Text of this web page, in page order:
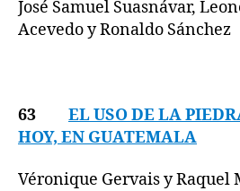
José Samuel Suasnávar,
Acevedo y Ronaldo Sánchez
63
EL USO DE LA
HOY, EN GUATEMALA
Véronique Gervais y Raquel